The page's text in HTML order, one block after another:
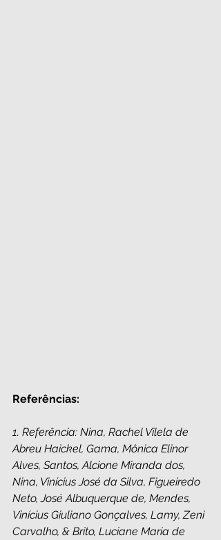
Referências:
1. Referência: Nina, Rachel Vilela de
Abreu Haickel, Gama, Mônica Elinor
Alves, Santos, Alcione Miranda dos,
Nina, Vinícius José da Silva, Figueiredo
Neto, José Albuquerque de, Mendes,
Vinícius Giuliano Gonçalves, Lamy, Zeni
Carvalho, & Brito, Luciane Maria de